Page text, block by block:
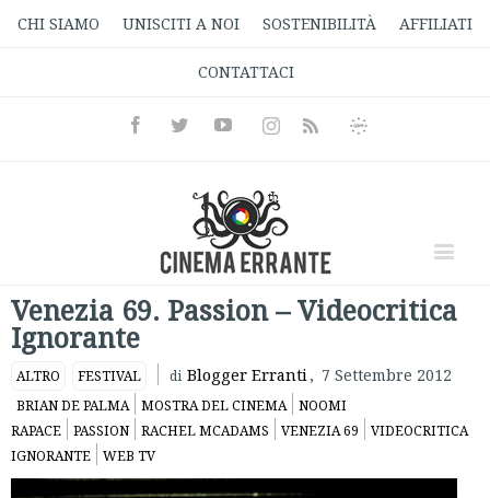
CHI SIAMO UNISCITI A NOI SOSTENIBILITÀ AFFILIATI
CONTATTACI
FacebookTwitterYoutubeInstagramRss
Informativa
Venezia 69. Passion – Videocritica
Ignorante
ALTRO FESTIVAL di Blogger Erranti, 7 Settembre 2012
BRIAN DE PALMA MOSTRA DEL CINEMA
NOOMI
RAPACE
PASSION RACHEL MCADAMS VENEZIA 69
VIDEOCRITICA
IGNORANTE
WEB TV